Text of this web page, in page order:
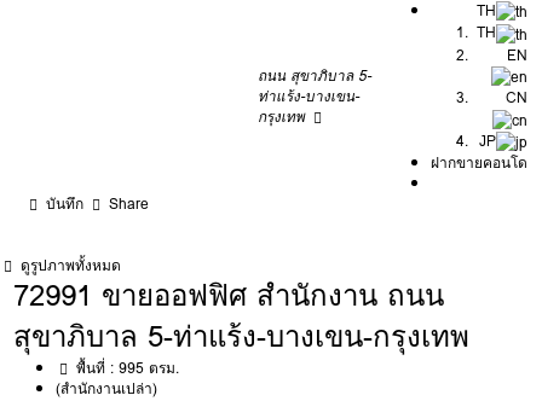
ถนน สุขาภิบาล 5-
ท่าแร้ง-บางเขน-
กรุงเทพ
TH
TH
EN
CN
JP
ฝากขายคอนโด
บันทึก
Share
ดูรูปภาพทั้งหมด
72991 ขายออฟฟิศ สำนักงาน ถนน
สุขาภิบาล 5-ท่าแร้ง-บางเขน-กรุงเทพ
พื้นที่ :995 ตรม.
(สำนักงานเปล่า)